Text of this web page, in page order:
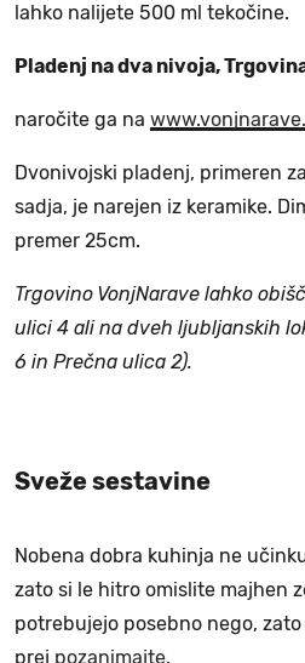
lahko nalijete 500 ml tekočine.
Pladenj na dva nivoja,
naročite ga na
Dvonivojski pladenj, primeren
sadja, je narejen iz keramike.
premer 25cm.
Trgovino VonjNarave lahko
ulici 4 ali na dveh ljubljanskih
6 in Prečna ulica 2).
Sveže sestavine
Nobena dobra kuhinja ne
zato si le hitro omislite majhen
potrebujejo posebno nego,
prej pozanimajte.